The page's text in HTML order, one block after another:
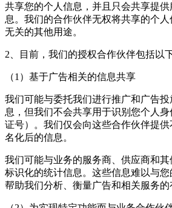
共享您的个人信息，并且只会共享提
息。我们的合作伙伴无权将共享的个
无关的其他用途。
2、目前，我们的授权合作伙伴包括以
（1）基于广告相关的信息共享
我们可能与委托我们进行推广和广告
息，但我们不会共享用于识别您个人
证号）。我们仅会向这些合作伙伴提
名化后的信息。
我们可能与业务的服务商、供应商和
标识化的统计信息。这些信息难以与
帮助我们分析、衡量广告和相关服务的